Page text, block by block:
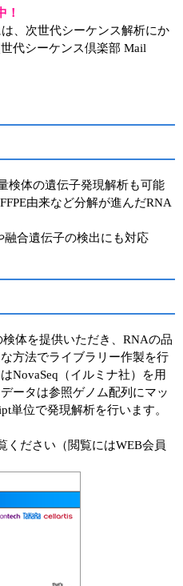
！
、次世代シーケンス解析にか
代シーケンス倶楽部 Mail
検体の遺伝子発現解析も可能
由来など分解が進んだRNA
融合遺伝子の検出にも対応
体を提供いただき、RNAの品
方法でライブラリー作製を行
NovaSeq（イルミナ社）を用
ータは参照ゲノム配列にマッ
単位で発現解析を行います。
ください（閲覧にはWEB会員